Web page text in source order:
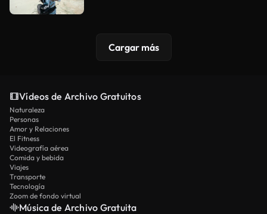
Cargar más
Vídeos de Archivo Gratuitos
Naturaleza
Personas
Amor y Relaciones
El Fitness
Videografía aérea
Comida y bebida
Viajes
Transporte
Tecnología
Zoom de fondo virtual
Música de Archivo Gratuita